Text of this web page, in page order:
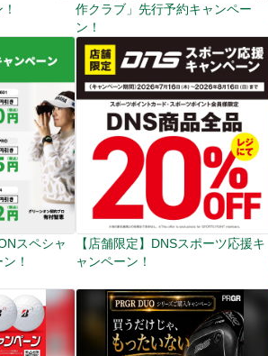
作クラブ」先行予約キャンペー
ン！
スペシャ
！
【店舗限定】DNSスポーツ応援キ
ャンペーン！